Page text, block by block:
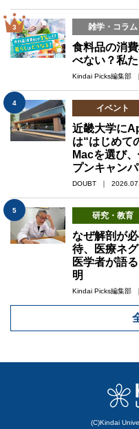
3 雑学・コラム
食料品の消
べない？私
Kindai Picks編集部
4
イベント
近畿大学に
は“はじめて
Macを選び
プンキャン
DOUBT ｜
5
研究・教育
なぜ解剖が
待、医療ネ
医学者が語
明
Kindai Picks編集部
(C)Kindai